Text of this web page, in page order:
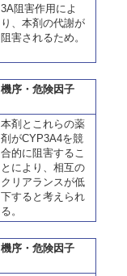
3A阻害作用によ
り、本剤の代謝が
阻害されるため。
機序・危険因子
本剤とこれらの薬
剤がCYP3A4を競
合的に阻害するこ
とにより、相互の
クリアランスが低
下すると考えられ
る。
機序・危険因子